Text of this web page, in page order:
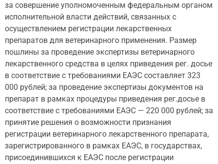
за совершение уполномоченным федеральным органом
исполнительной власти действий, связанных с
осуществлением регистрации лекарственных
препаратов для ветеринарного применения. Размер
пошлины за проведение экспертизы ветеринарного
лекарственного средства в целях приведения рег. досье
в соответствие с требованиями ЕАЭС составляет 323
000 рублей; за проведение экспертизы документов на
препарат в рамках процедуры приведения рег.досье в
соответствие с требованиями ЕАЭС — 220 000 рублей; за
принятие решения о возможности признания
регистрации ветеринарного лекарственного препарата,
зарегистрированного в рамках ЕАЭС, в государствах,
присоединившихся к ЕАЭС после регистрации